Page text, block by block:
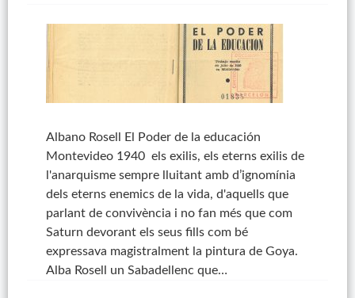
Albano Rosell El Poder de la educación
Montevideo 1940 els exilis, els eterns exilis de
l'anarquisme sempre lluitant amb d’ignomínia
dels eterns enemics de la vida, d'aquells que
parlant de convivència i no fan més que com
Saturn devorant els seus fills com bé
expressava magistralment la pintura de Goya.
Alba Rosell un Sabadellenc que…